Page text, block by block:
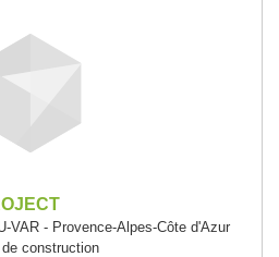
VAR - Provence-Alpes-Côte d'Azur
construction